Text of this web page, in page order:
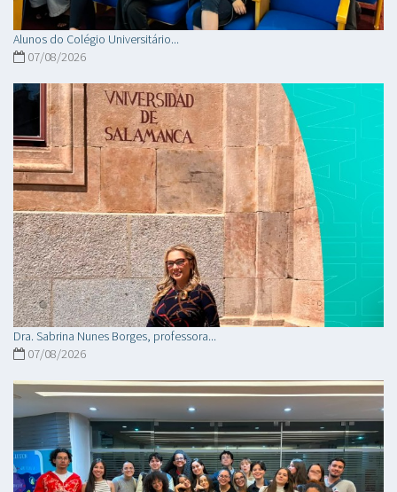
Alunos do Colégio Universitário...
07/08/2026
Dra. Sabrina Nunes Borges, professora...
07/08/2026